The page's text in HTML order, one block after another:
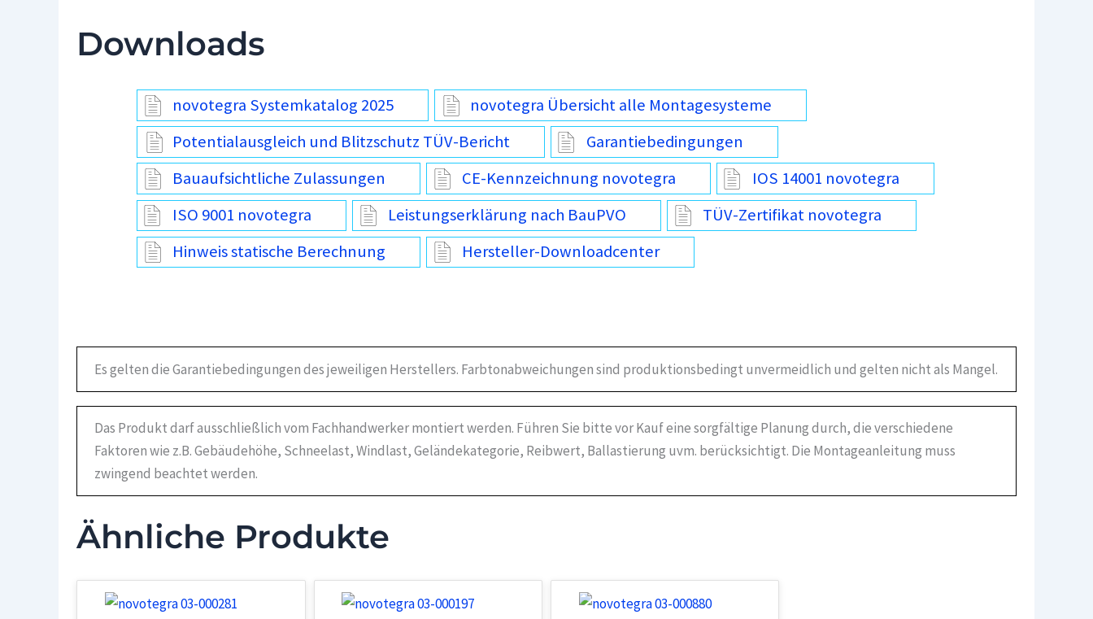
Downloads
novotegra Systemkatalog 2025
novotegra Übersicht alle Montagesysteme
Potentialausgleich und Blitzschutz TÜV-Bericht
Garantiebedingungen
Bauaufsichtliche Zulassungen
CE-Kennzeichnung novotegra
IOS 14001 novotegra
ISO 9001 novotegra
Leistungserklärung nach BauPVO
TÜV-Zertifikat novotegra
Hinweis statische Berechnung
Hersteller-Downloadcenter
Es gelten die Garantiebedingungen des jeweiligen Herstellers. Farbtonabweichungen sind produktionsbedingt unvermeidlich und gelten nicht als Mangel.
Das Produkt darf ausschließlich vom Fachhandwerker montiert werden. Führen Sie bitte vor Kauf eine sorgfältige Planung durch, die verschiedene
Faktoren wie z.B. Gebäudehöhe, Schneelast, Windlast, Geländekategorie, Reibwert, Ballastierung uvm. berücksichtigt. Die Montageanleitung muss
zwingend beachtet werden.
Ähnliche Produkte